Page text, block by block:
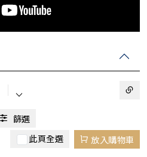
⌵
篩選
此頁全選
放入購物車